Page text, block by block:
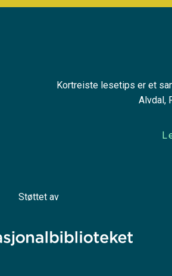
Kortreiste lesetips er et
Alvdal,
Støttet av